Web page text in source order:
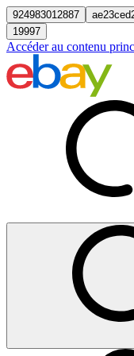
924983012887
19997
Accéder au contenu